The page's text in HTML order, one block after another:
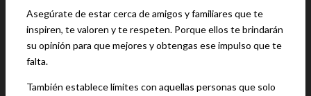
Asegúrate de estar cerca de amigos y familiares que te
inspiren, te valoren y te respeten. Porque ellos te brindarán
su opinión para que mejores y obtengas ese impulso que te
falta.
También establece límites con aquellas personas que solo